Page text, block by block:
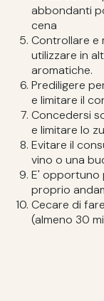
abbondanti
cena
Controllare e
utilizzare in
aromatiche.
Prediligere
e limitare il
Concedersi
e limitare lo
Evitare il
vino o una
E' opportuno
proprio
Cecare di
(almeno 30